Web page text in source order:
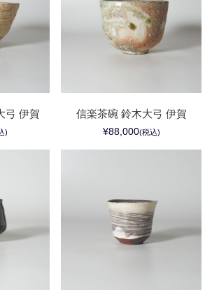
弓 伊賀
)
信楽茶碗 鈴木大弓 伊賀
¥88,000(税込)